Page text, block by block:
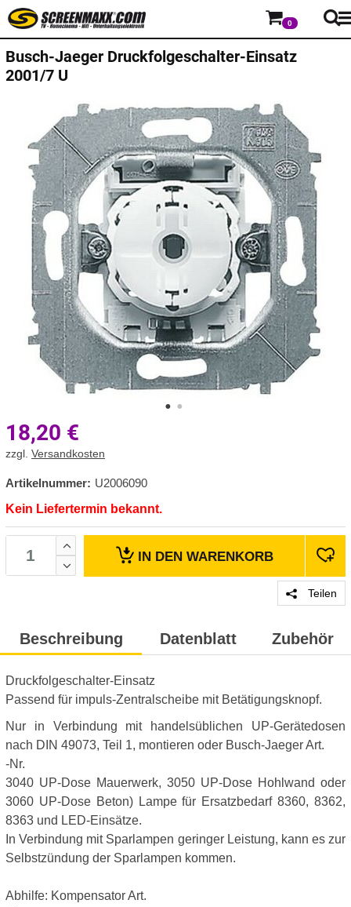
0
Busch-Jaeger Druckfolgeschalter-Einsatz
2001/7 U
18,20 €
zzgl. Versandkosten
Artikelnummer: U2006090
Kein Liefertermin bekannt.
IN DEN WARENKORB
Teilen
Beschreibung Datenblatt Zubehör
Druckfolgeschalter-Einsatz
Passend für impuls-Zentralscheibe mit Betätigungsknopf.
Nur in Verbindung mit handelsüblichen UP-Gerätedosen
nach DIN 49073, Teil 1, montieren oder Busch-Jaeger Art.
-Nr.
3040 UP-Dose Mauerwerk, 3050 UP-Dose Hohlwand oder
3060 UP-Dose Beton) Lampe für Ersatzbedarf 8360, 8362,
8363 und LED-Einsätze.
In Verbindung mit Sparlampen geringer Leistung, kann es zur
Selbstzündung der Sparlampen kommen.
Abhilfe: Kompensator Art.